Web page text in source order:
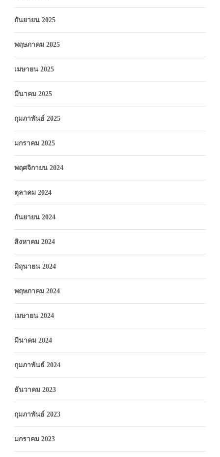
กันยายน 2025
พฤษภาคม 2025
เมษายน 2025
มีนาคม 2025
กุมภาพันธ์ 2025
มกราคม 2025
พฤศจิกายน 2024
ตุลาคม 2024
กันยายน 2024
สิงหาคม 2024
มิถุนายน 2024
พฤษภาคม 2024
เมษายน 2024
มีนาคม 2024
กุมภาพันธ์ 2024
ธันวาคม 2023
กุมภาพันธ์ 2023
มกราคม 2023